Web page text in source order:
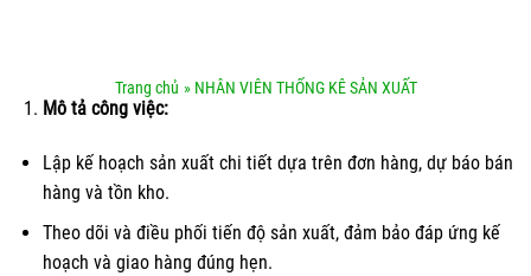
Trang chủ » NHÂN VIÊN THỐNG KÊ SẢN XUẤT
Mô tả công việc:
Lập kế hoạch sản xuất chi tiết dựa trên đơn hàng, dự báo bán
hàng và tồn kho.
Theo dõi và điều phối tiến độ sản xuất, đảm bảo đáp ứng kế
hoạch và giao hàng đúng hẹn.